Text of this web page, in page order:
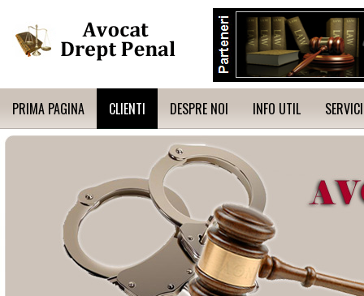
PRIMA PAGINA CLIENTI DESPRE NOI INFO UTIL